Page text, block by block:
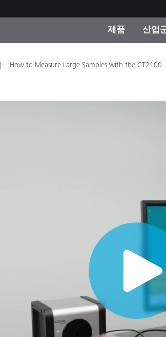
제품
제품 카테고리
제
온
산업
페인트 및 코팅
식
소
종
건
내구
서비스 및 유지보수 X-
교육 컨
인
기
How to Measure Large Samples with the CT2100